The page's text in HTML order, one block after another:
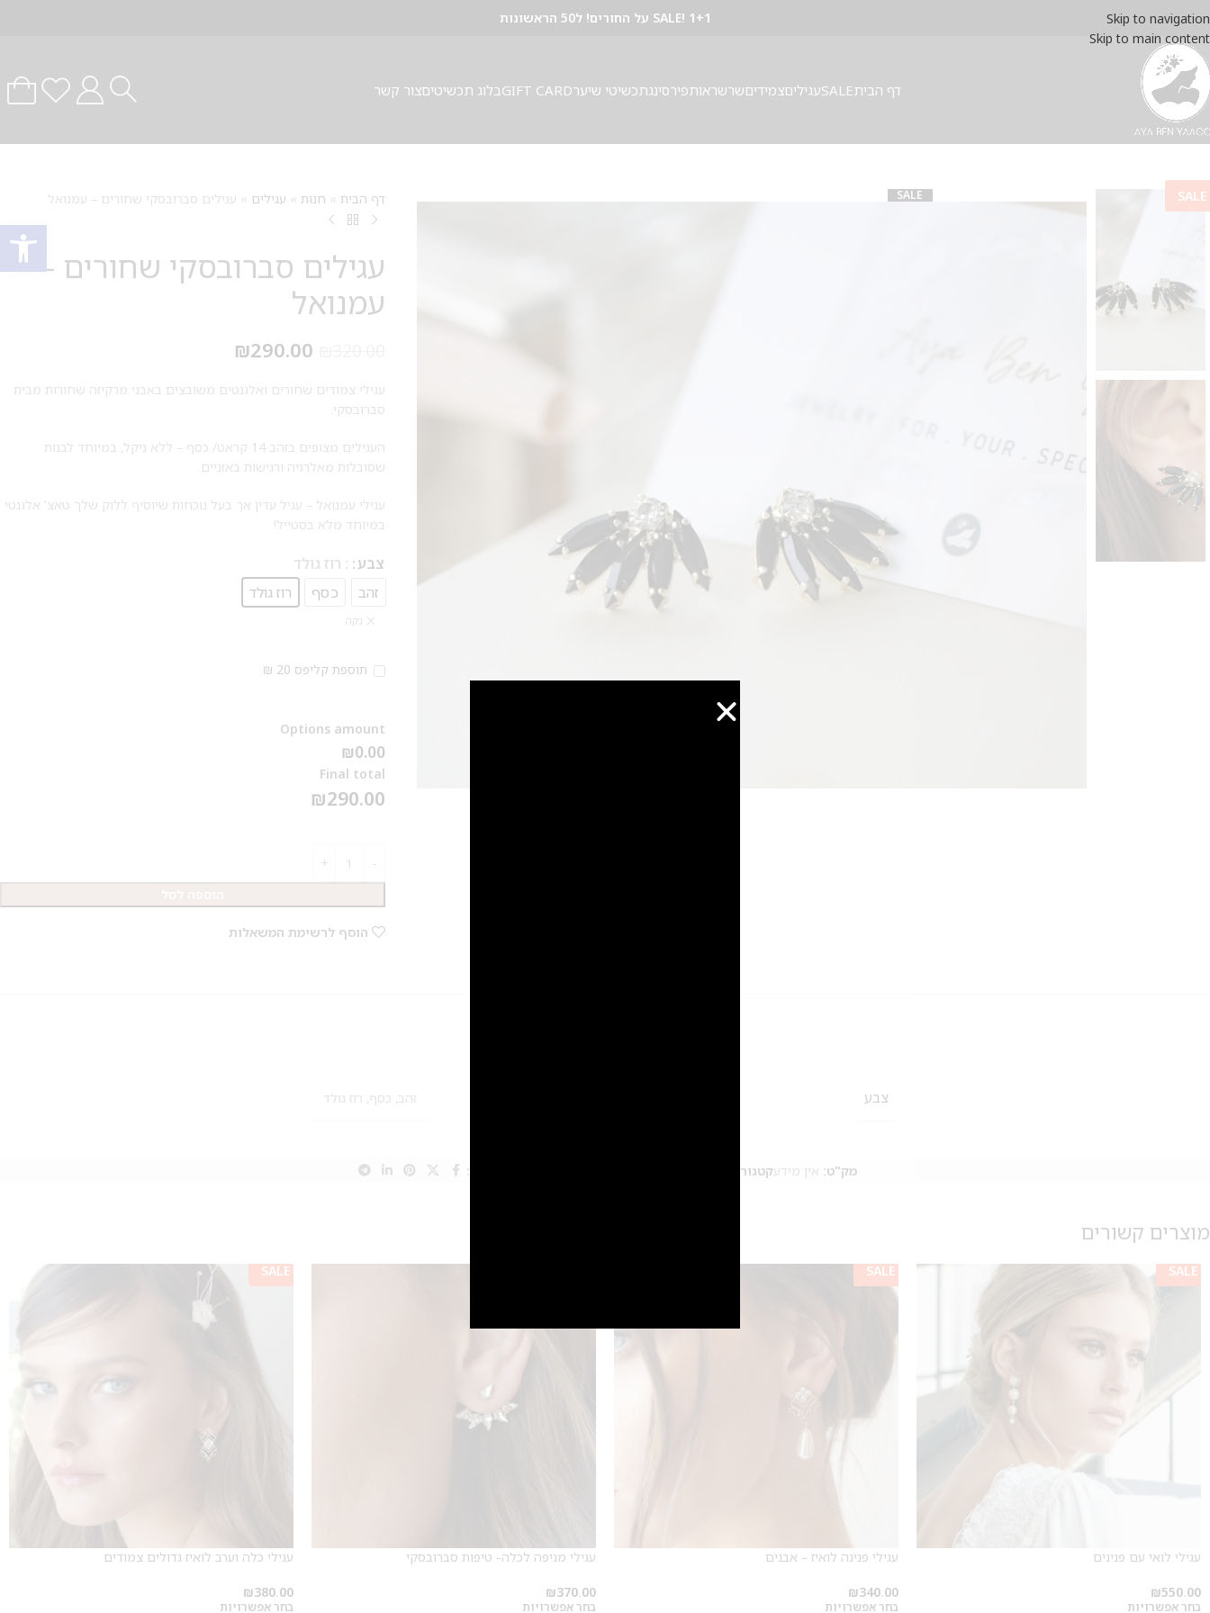
פתח
Skip to navigation
Skip to main content
SALE! 1+1 על החורים! ל50 הראשונות
דף הביתSALEעגיליםצמידיםשרשראותפירסינגתכשיטי שיערGIFT CARDבלוג תכשיטיםצור קשר
SALE SALE דף הבית » חנות » עגילים » עגילים סברובסקי שחורים – עמנואל
עגילים סברובסקי שחורים –
עמנואל
₪290.00
עגילי צמודים שחורים ואלגנטים משובצים באבני מרקיזה שחורות מבית
סברובסקי.
העגילים מצופים בזהב 14 קראט/ כסף – ללא ניקל, במיוחד לבנות
שסובלות מאלרגיה ורגישות באזניים.
עגילי עמנואל – עגיל עדין אך בעל נוכחות שיוסיף ללוק שלך טאצ' אלגנטי
במיוחד מלא בסטייל!
צבע : רוז גולד
זהב
כסף רוז גולד
נקה
תוספת קליפס 20 ₪
Options amount
₪0.00
Final total
₪290.00
הוסף לרשימת המשאלות
צבע זהב, כסף, רוז גולד
מק"ט: אין מידעקטגוריות:
מוצרים קשורים
SALE
עגילי לואי עם פנינים
₪550.00
בחר אפשרויות
SALE
עגילי פנינה לואיז – אבנים
₪340.00
בחר אפשרויות
עגילי מניפה לכלה- טיפות סברובסקי
₪370.00
בחר אפשרויות
SALE
עגילי כלה וערב לואיז גדולים צמודים
₪380.00
בחר אפשרויות
אזניים